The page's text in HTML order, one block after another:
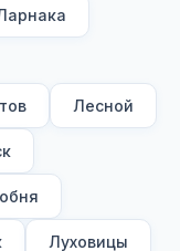
Лесной
Луховицы